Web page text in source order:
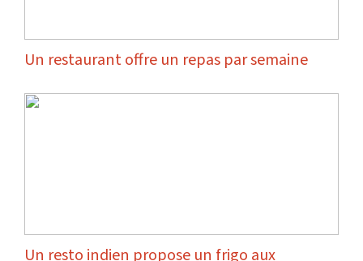
Un restaurant offre un repas par semaine
Un resto indien propose un frigo aux